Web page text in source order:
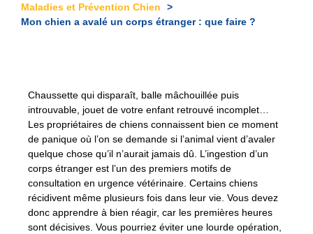
Maladies et Prévention Chien
Mon chien a avalé un corps étranger : que faire ?
Chaussette qui disparaît, balle mâchouillée puis
introuvable, jouet de votre enfant retrouvé incomplet…
Les propriétaires de chiens connaissent bien ce moment
de panique où l’on se demande si l’animal vient d’avaler
quelque chose qu’il n’aurait jamais dû. L’ingestion d’un
corps étranger est l’un des premiers motifs de
consultation en urgence vétérinaire. Certains chiens
récidivent même plusieurs fois dans leur vie. Vous devez
donc apprendre à bien réagir, car les premières heures
sont décisives. Vous pourriez éviter une lourde opération,